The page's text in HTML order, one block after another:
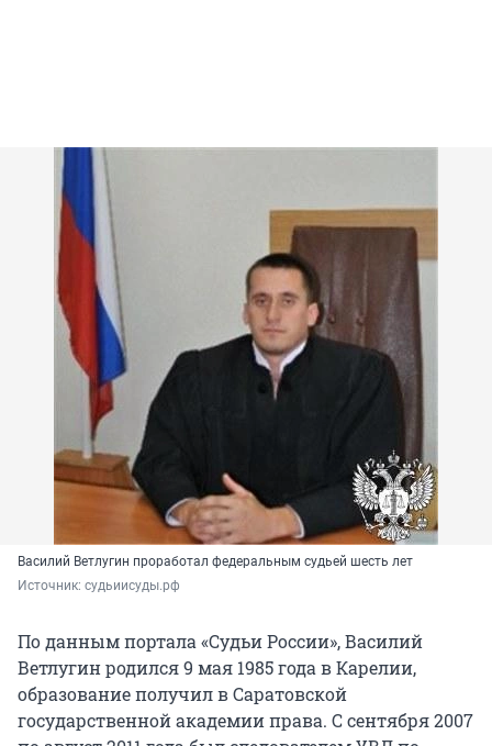
Василий Ветлугин проработал федеральным судьей шесть лет
Источник: судьиисуды.рф
По данным портала «Судьи России», Василий
Ветлугин родился 9 мая 1985 года в Карелии,
образование получил в Саратовской
государственной академии права. С сентября 2007